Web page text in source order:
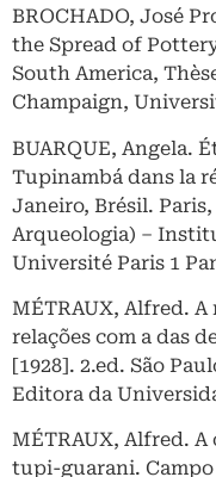
BROCHADO, José
the Spread of
South America,
Champaign,
BUARQUE, Angela.
Tupinambá dans la
Janeiro, Brésil.
Arqueologia) –
Université Paris 1
MÉTRAUX, Alfred.
relações com a das
[1928]. 2.ed. São
Editora da
MÉTRAUX, Alfred.
tupi-guarani.